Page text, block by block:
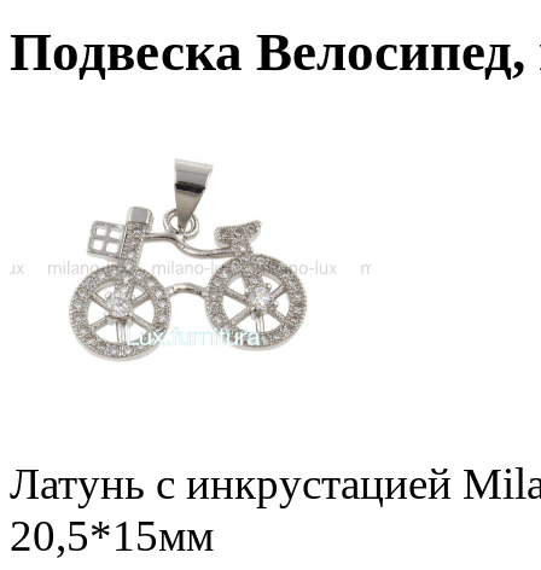
Подвеска
Латунь с инкрустацией
20,5*15мм